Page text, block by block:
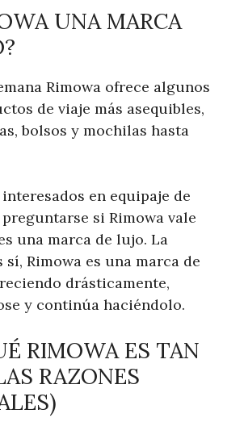
UNA MARCA
Rimowa ofrece algunos
de viaje más asequibles,
bolsos y mochilas hasta
​​en equipaje de
si Rimowa vale
una marca de lujo. La
sí, Rimowa es una marca de
drásticamente,
y continúa haciéndolo.
RIMOWA ES TAN
RAZONES